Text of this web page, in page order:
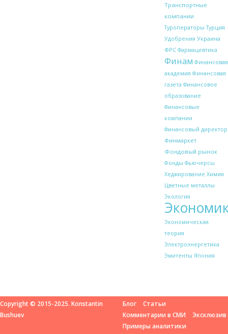
Транспортные
компании
Туроператоры Турция
Удобрения Украина
ФРС Фармацевтика
Финам Финансовая
академия Финансовая
газета Финансовое
образование
Финансовые
компании
Финансовый директор
Финмаркет
Фондовый рынок
Фонды Фьючерсы
Хеджирование Химия
Цветные металлы
Экология
Экономическая
теория
Электроэнергетика
Эмитенты Япония
Copyright © 2015-2025. Konstantin
Bushuev
Блог
Статьи
Комментарии в СМИ
Эксклюзив
Примеры аналитики